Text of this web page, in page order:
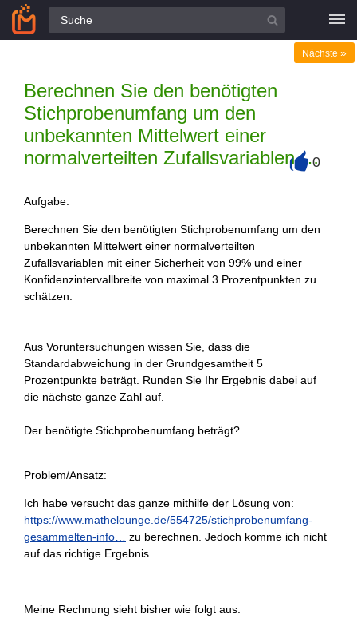
Alle Fragen
Berechnen Sie den benötigten
Stichprobenumfang um den
unbekannten Mittelwert einer
normalverteilten Zufallsvariablen …
Nächste »
0
Aufgabe:
Berechnen Sie den benötigten Stichprobenumfang um den
unbekannten Mittelwert einer normalverteilten
Zufallsvariablen mit einer Sicherheit von 99% und einer
Konfidenzintervallbreite von maximal 3 Prozentpunkten zu
schätzen.
Aus Voruntersuchungen wissen Sie, dass die
Standardabweichung in der Grundgesamtheit 5
Prozentpunkte beträgt. Runden Sie Ihr Ergebnis dabei auf
die nächste ganze Zahl auf.
Der benötigte Stichprobenumfang beträgt?
Problem/Ansatz:
Ich habe versucht das ganze mithilfe der Lösung von:
https://www.mathelounge.de/554725/stichprobenumfang-
gesammelten-info…
zu berechnen. Jedoch komme ich nicht
auf das richtige Ergebnis.
Meine Rechnung sieht bisher wie folgt aus.